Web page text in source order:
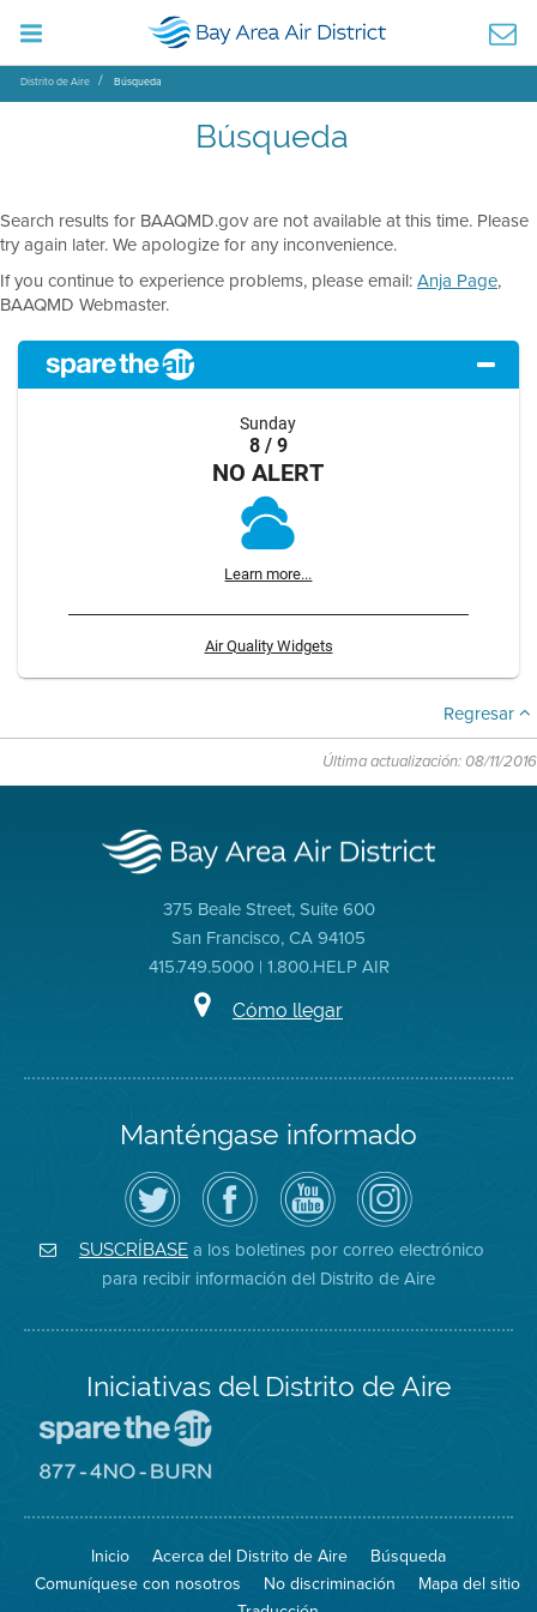
Distrito de Aire Búsqueda
Búsqueda
Search results for BAAQMD.gov are not available at this time. Please
try again later. We apologize for any inconvenience.
If you continue to experience problems, please email:Anja Page,
BAAQMD Webmaster.
Sunday
8 / 9
NO ALERT
Learn more...
Air Quality Widgets
Regresar
Última actualización: 08/11/2016
375 Beale Street, Suite 600
San Francisco, CA 94105
415.749.5000 | 1.800.HELP AIR
Cómo llegar
Manténgase informado
Siga
el
Distrito
de
Aire
en
Twitter
Visite
la
página
de
Facebook
del
Distrito
Canal
de
YouTube
del
Distrito
de
Aire
Air
District
on
Instagram
SUSCRÍBASE a los boletines por correo electrónico
para recibir información del Distrito de Aire
Iniciativas del Distrito de Aire
Spare
Air
el
aire)
sitio
8774
Burn
Inicio Acerca del Distrito de Aire
Búsqueda
Comuníquese con nosotros
No discriminación
Mapa del sitio